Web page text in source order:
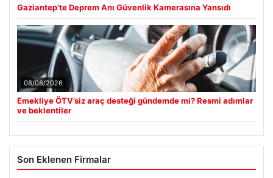
Gaziantep’te Deprem Anı Güvenlik Kamerasına Yansıdı
08/08/2026
Emekliye ÖTV’siz araç desteği gündemde mi? Resmi adımlar
ve beklentiler
Son Eklenen Firmalar